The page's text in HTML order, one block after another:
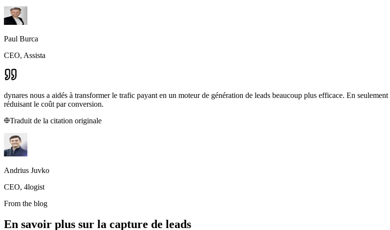
Paul Burca
CEO, Assista
dynares nous a aidés à transformer le trafic payant en un moteur de génération de leads beaucoup plus efficace. En
réduisant le coût par conversion.
Traduit de la citation originale
Andrius Juvko
CEO, 4logist
From the blog
En savoir plus sur la capture de leads